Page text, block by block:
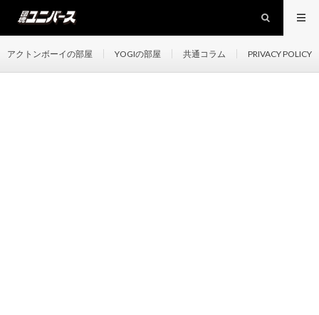
アクトンボーイの部屋 YOGIの部屋 共通コラム PRIVACY POLICY